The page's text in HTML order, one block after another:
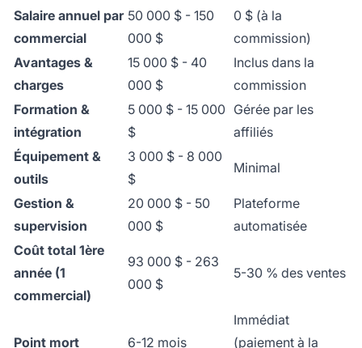
Salaire annuel par
commercial
50 000 $ - 150
000 $
0 $ (à la
commission)
Avantages &
charges
15 000 $ - 40
000 $
Inclus dans la
commission
Formation &
intégration
5 000 $ - 15 000
$
Gérée par les
affiliés
Équipement &
outils
3 000 $ - 8 000
$
Minimal
Gestion &
supervision
20 000 $ - 50
000 $
Plateforme
automatisée
Coût total 1ère
année (1
commercial)
93 000 $ - 263
000 $
5-30 % des ventes
Point mort 6-12 mois
Immédiat
(paiement à la